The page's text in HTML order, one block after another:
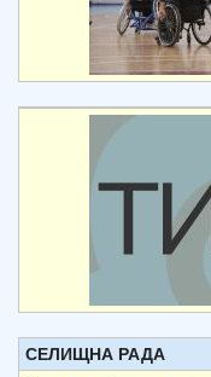
СЕЛИЩНА РАДА